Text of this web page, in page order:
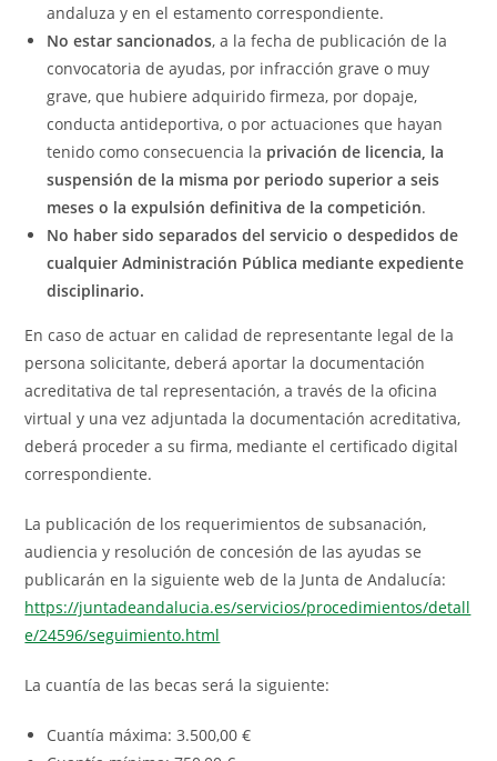
andaluza y en el estamento correspondiente.
No estar sancionados, a la fecha de publicación de la
convocatoria de ayudas, por infracción grave o muy
grave, que hubiere adquirido firmeza, por dopaje,
conducta antideportiva, o por actuaciones que hayan
tenido como consecuencia la privación de licencia, la
suspensión de la misma por periodo superior a seis
meses o la expulsión definitiva de la competición.
No haber sido separados del servicio o despedidos de
cualquier Administración Pública mediante expediente
disciplinario.
En caso de actuar en calidad de representante legal de la
persona solicitante, deberá aportar la documentación
acreditativa de tal representación, a través de la oficina
virtual y una vez adjuntada la documentación acreditativa,
deberá proceder a su firma, mediante el certificado digital
correspondiente.
La publicación de los requerimientos de subsanación,
audiencia y resolución de concesión de las ayudas se
publicarán en la siguiente web de la Junta de Andalucía:
https://juntadeandalucia.es/servicios/procedimientos/detall
e/24596/seguimiento.html
La cuantía de las becas será la siguiente:
Cuantía máxima: 3.500,00 €